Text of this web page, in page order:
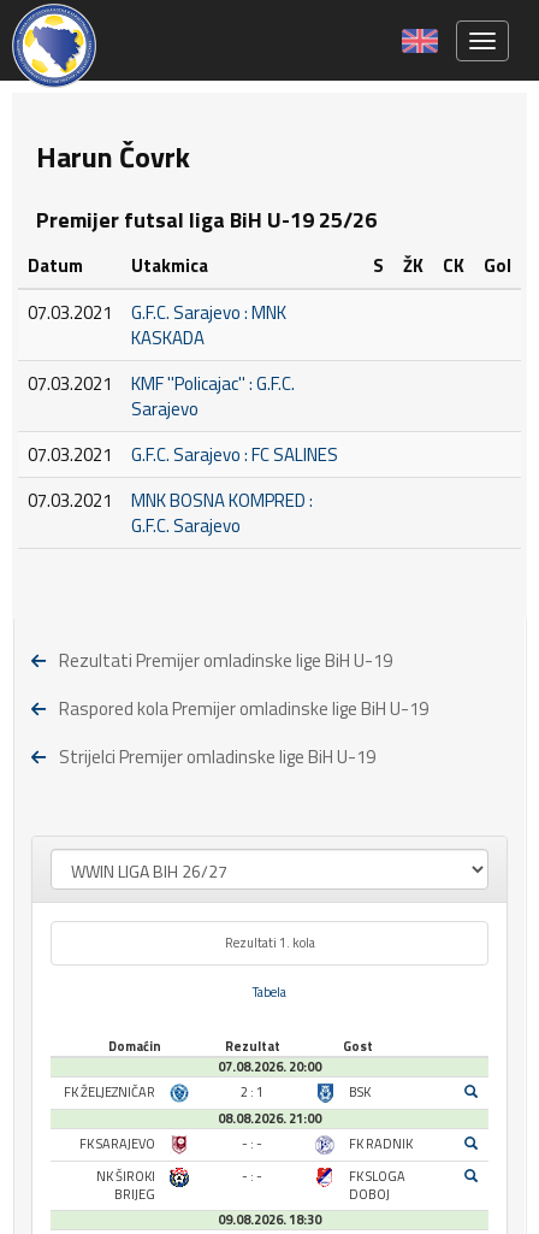
Harun Čovrk
Premijer futsal liga BiH U-19 25/26
Datum Utakmica S ŽK CK
Gol
07.03.2021
G.F.C. Sarajevo : MNK
KASKADA
07.03.2021
KMF ''Policajac'' : G.F.C.
Sarajevo
07.03.2021
G.F.C. Sarajevo : FC SALINES
07.03.2021
MNK BOSNA KOMPRED :
G.F.C. Sarajevo
Rezultati Premijer omladinske lige BiH U-19
Raspored kola Premijer omladinske lige BiH U-19
Strijelci Premijer omladinske lige BiH U-19
Rezultati 1. kola
Tabela
Domaćin Rezultat
Gost
07.08.2026. 20:00
FK ŽELJEZNIČAR
2 : 1
BSK
08.08.2026. 21:00
FK SARAJEVO
- : -
FK RADNIK
NK ŠIROKI
BRIJEG
- : -
FK SLOGA
DOBOJ
09.08.2026. 18:30